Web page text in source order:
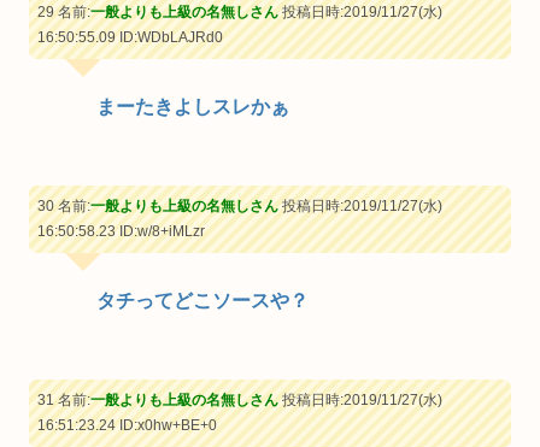
29 名前:一般よりも上級の名無しさん投稿日時:2019/11/27(水)
16:50:55.09ID:WDbLAJRd0
まーたきよしスレかぁ
30 名前:一般よりも上級の名無しさん投稿日時:2019/11/27(水)
16:50:58.23ID:w/8+iMLzr
タチってどこソースや？
31 名前:一般よりも上級の名無しさん投稿日時:2019/11/27(水)
16:51:23.24ID:x0hw+BE+0